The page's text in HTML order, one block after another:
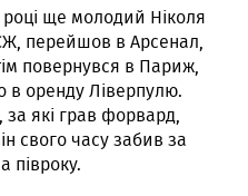
році ще молодий Ніколя
перейшов в Арсенал,
повернувся в Париж,
в оренду Ліверпулю.
за які грав форвард,
свого часу забив за
півроку.